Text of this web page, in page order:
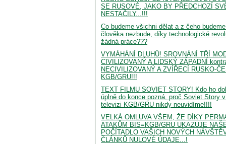
SE RUSOVÉ, JAKO BY PŘEDCHOZÍ
NESTAČILY...!!!
Co budeme všichni dělat a z čeho
člověka nezbude, díky technologické
žádná práce???
VYMÁHÁNÍ DLUHŮ! SROVNÁNÍ TŘÍ
CIVILIZOVANÝ A LIDSKÝ ZÁPADNÍ
NECIVILIZOVANÝ A ZVÍŘECÍ RUSKO-
KGB/GRU!!!
TEXT FILMU SOVIET STORY! Kdo ho
úplně do konce pozná, proč Soviet Story
televizi KGB/GRU nikdy neuvidíme!!!!
VELKÁ OMLUVA VŠEM, ŽE DÍKY
ATAKŮM BIS=KGB/GRU UKAZUJE
POČÍTADLO VAŠICH NOVÝCH
ČLÁNKŮ NULOVÉ ÚDAJE...!